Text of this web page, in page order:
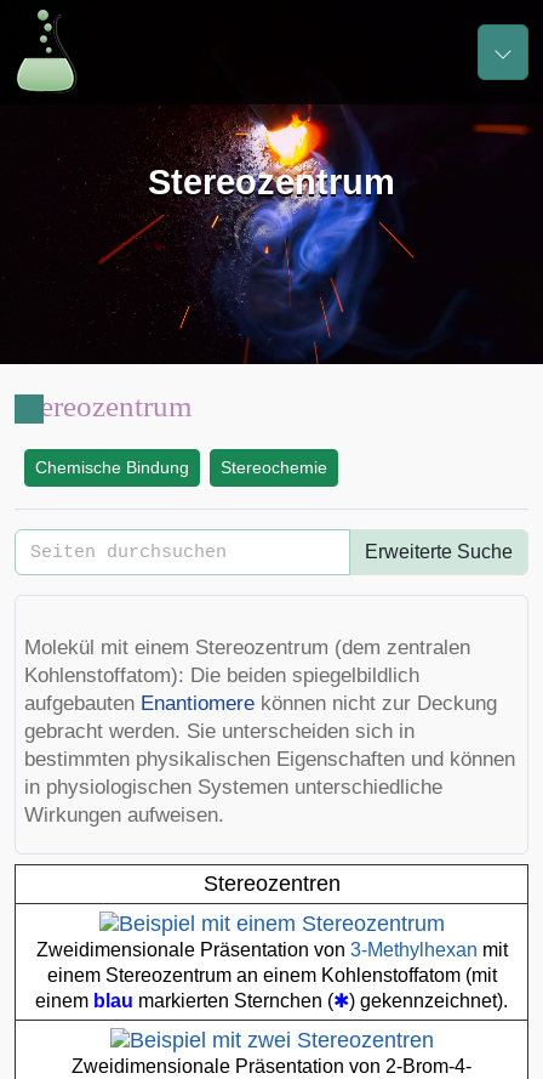
Stereozentrum
Stereozentrum
Chemische Bindung Stereochemie
Erweiterte Suche
Molekül mit einem Stereozentrum (dem zentralen
Kohlenstoffatom): Die beiden spiegelbildlich
aufgebauten Enantiomere können nicht zur Deckung
gebracht werden. Sie unterscheiden sich in
bestimmten physikalischen Eigenschaften und können
in physiologischen Systemen unterschiedliche
Wirkungen aufweisen.
Stereozentren
Zweidimensionale Präsentation von 3-Methylhexan mit
einem Stereozentrum an einem Kohlenstoffatom (mit
einem blau markierten Sternchen (✱) gekennzeichnet).
Zweidimensionale Präsentation von 2-Brom-4-